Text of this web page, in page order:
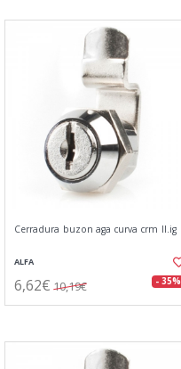
Cerradura buzon aga curva crm ll.ig
ALFA
6,62€ 10,19€ - 35%